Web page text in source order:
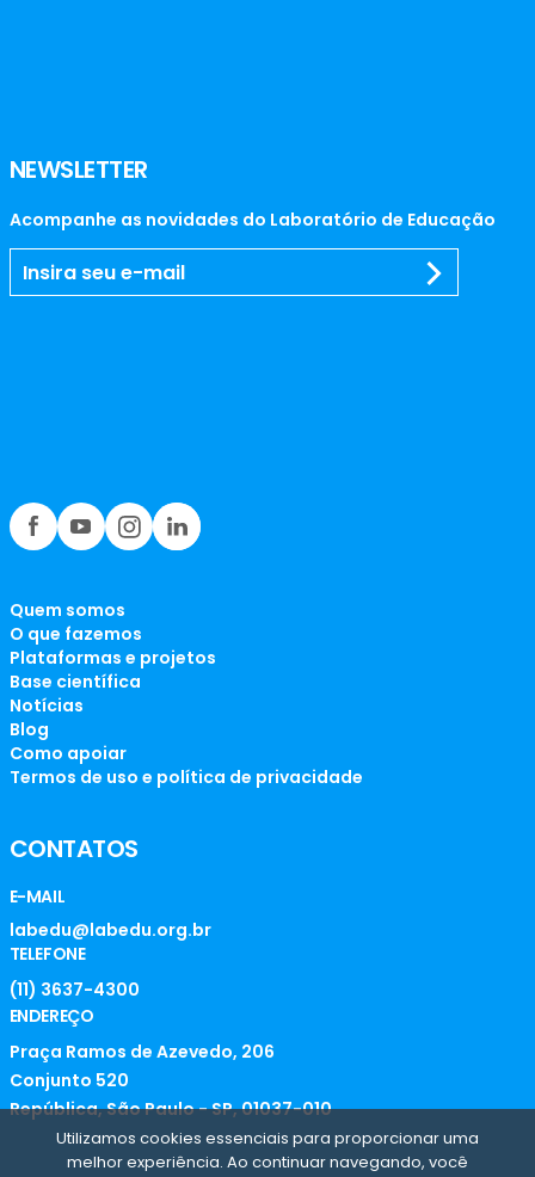
NEWSLETTER
Acompanhe as novidades do Laboratório de Educação
Quem somos
O que fazemos
Plataformas e projetos
Base científica
Notícias
Blog
Como apoiar
Termos de uso e política de privacidade
CONTATOS
E-MAIL
labedu@labedu.org.br
TELEFONE
(11) 3637-4300
ENDEREÇO
Praça Ramos de Azevedo, 206
Conjunto 520
República, São Paulo - SP, 01037-010
Utilizamos cookies essenciais para proporcionar uma
melhor experiência. Ao continuar navegando, você